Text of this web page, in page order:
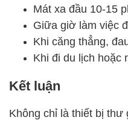
Mát xa đầu 10-15
Giữa giờ làm việc
Khi căng thẳng,
Khi đi du lịch hoặc
Kết luận
Không chỉ là thiết bị thư